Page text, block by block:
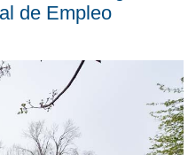
de Empleo